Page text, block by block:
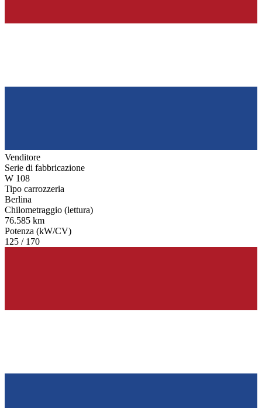
Venditore
Serie di fabbricazione
W 108
Tipo carrozzeria
Berlina
Chilometraggio (lettura)
76.585 km
Potenza (kW/CV)
125 / 170